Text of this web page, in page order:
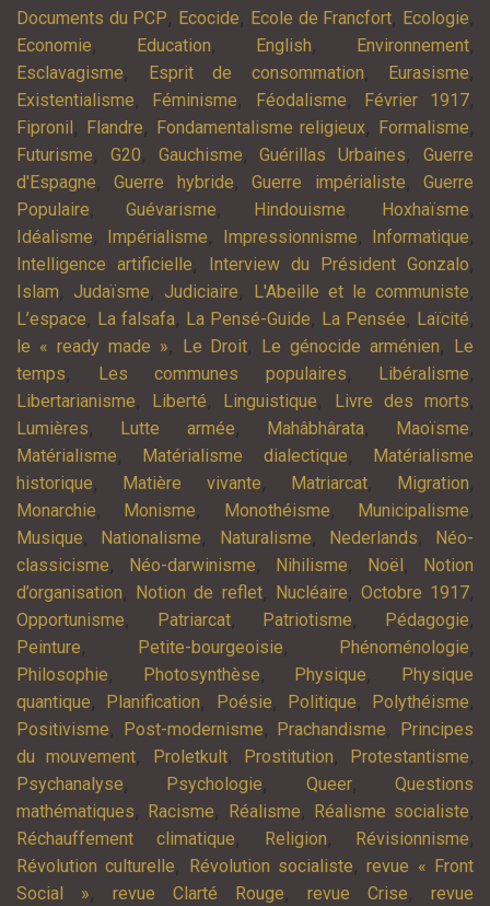
Documents du PCP, Ecocide, Ecole de Francfort, Ecologie,
Economie, Education, English, Environnement,
Esclavagisme, Esprit de consommation, Eurasisme,
Existentialisme, Féminisme, Féodalisme, Février 1917,
Fipronil , Flandre, Fondamentalisme religieux, Formalisme,
Futurisme, G20, Gauchisme,Guérillas Urbaines,Guerre
d'Espagne,Guerre hybride,Guerre impérialiste,Guerre
Populaire,Guévarisme, Hindouisme, Hoxhaïsme,
Idéalisme, Impérialisme, Impressionnisme, Informatique,
Intelligence artificielle, Interview du Président Gonzalo,
Islam, Judaïsme, Judiciaire, L'Abeille et le communiste,
L’espace, La falsafa, La Pensé-Guide, La Pensée, Laïcité,
le « ready made », Le Droit, Le génocide arménien,
Le
temps, Les communes populaires, Libéralisme,
Libertarianisme, Liberté, Linguistique, Livre des morts,
Lumières, Lutte armée, Mahâbhârata, Maoïsme,
Matérialisme, Matérialisme dialectique,
Matérialisme
historique, Matière vivante, Matriarcat, Migration,
Monarchie, Monisme, Monothéisme, Municipalisme,
Musique, Nationalisme, Naturalisme, Nederlands,
Néo-
classicisme, Néo-darwinisme, Nihilisme, Noël ,
Notion
d’organisation, Notion de reflet, Nucléaire, Octobre 1917,
Opportunisme, Patriarcat, Patriotisme, Pédagogie,
Peinture, Petite-bourgeoisie, Phénoménologie,
Philosophie, Photosynthèse, Physique,
Physique
quantique, Planification, Poésie, Politique, Polythéisme,
Positivisme, Post-modernisme, Prachandisme,
Principes
du mouvement, Proletkult, Prostitution, Protestantisme,
Psychanalyse, Psychologie, Queer,Questions
mathématiques, Racisme, Réalisme, Réalisme socialiste,
Réchauffement climatique, Religion, Révisionnisme,
Révolution culturelle, Révolution socialiste,revue « Front
Social », revue Clarté Rouge, revue Crise, revue